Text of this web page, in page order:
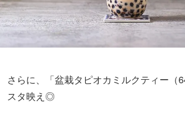
さらに、「盆栽タピオカミルクティー（
スタ映え◎